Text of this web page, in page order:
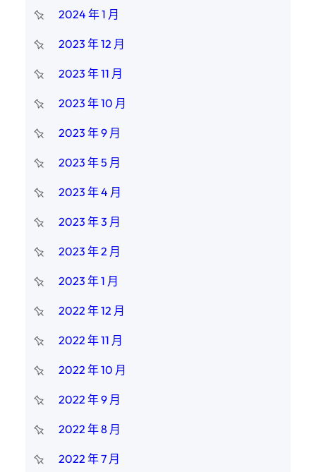
2024 年 1 月
2023 年 12 月
2023 年 11 月
2023 年 10 月
2023 年 9 月
2023 年 5 月
2023 年 4 月
2023 年 3 月
2023 年 2 月
2023 年 1 月
2022 年 12 月
2022 年 11 月
2022 年 10 月
2022 年 9 月
2022 年 8 月
2022 年 7 月